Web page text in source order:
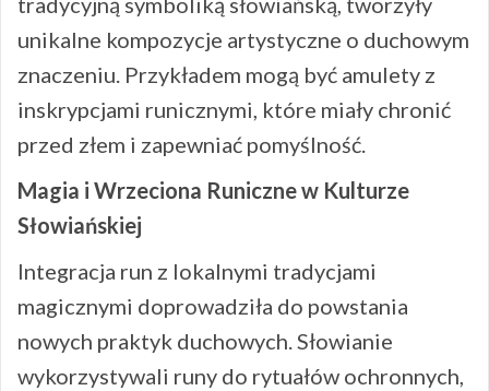
unikalne kompozycje artystyczne o duchowym
znaczeniu. Przykładem mogą być amulety z
inskrypcjami runicznymi, które miały chronić
przed złem i zapewniać pomyślność.
Magia i Wrzeciona Runiczne w Kulturze
Słowiańskiej
Integracja run z lokalnymi tradycjami
magicznymi doprowadziła do powstania
nowych praktyk duchowych. Słowianie
wykorzystywali runy do rytuałów ochronnych,